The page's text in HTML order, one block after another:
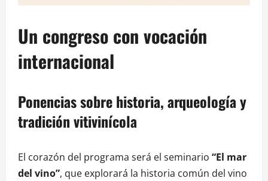
Un congreso con vocación
internacional
Ponencias sobre historia, arqueología y
tradición vitivinícola
El corazón del programa será el seminario “El mar
del vino”, que explorará la historia común del vino